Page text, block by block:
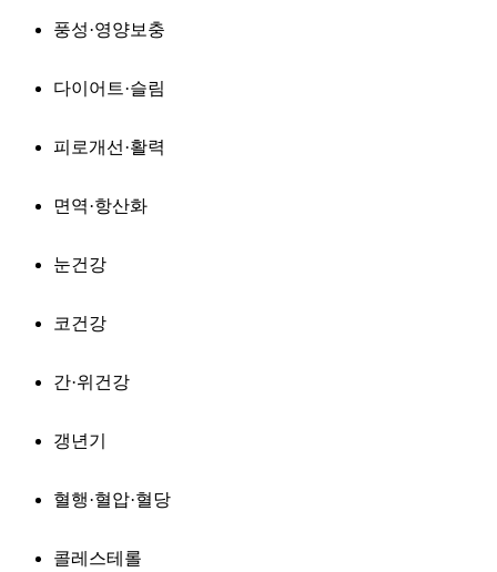
풍성·영양보충
다이어트·슬림
피로개선·활력
면역·항산화
눈건강
코건강
간·위건강
갱년기
혈행·혈압·혈당
콜레스테롤